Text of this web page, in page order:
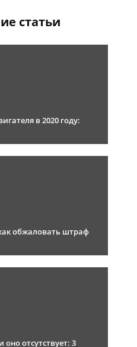
статьи
в 2020 году:
обжаловать штраф
оно отсутствует: 3